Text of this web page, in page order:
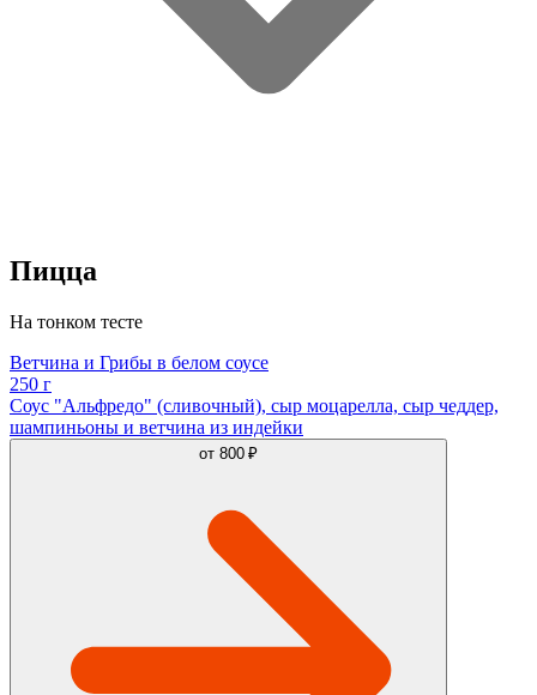
Пицца
На тонком тесте
Ветчина и Грибы в белом соусе
250 г
Соус "Альфредо" (сливочный), сыр моцарелла, сыр чеддер,
шампиньоны и ветчина из индейки
от 800 ₽